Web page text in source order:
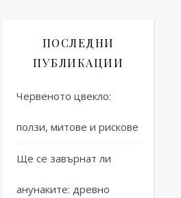
ПОСЛЕДНИ
ПУБЛИКАЦИИ
Червеното цвекло:
ползи, митове и рискове
Ще се завърнат ли
анунаките: древно